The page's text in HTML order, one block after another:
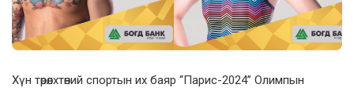
Хүн төрөлхтөний спортын их баяр “Парис-2024” Олимпын